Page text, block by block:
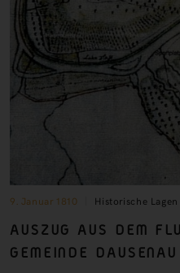
9. Januar 1810 Historische Lagen
AUSZUG AUS DEM
GEMEINDE